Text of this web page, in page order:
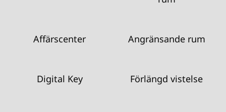
Affärscenter Angränsande rum
Digital Key Förlängd vistelse